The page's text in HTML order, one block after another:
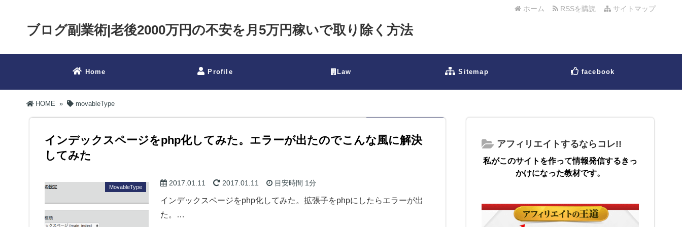
サイトマップ
RSSを購読
ホーム
ブログ副業術|老後2000万円の不安を月5万円稼いで取り除く方法
Home Profile Law Sitemap facebook
HOME » movableType
インデックスページをphp化してみた。エラーが出たのでこんな風に解決
してみた
MovableType 2017.01.11 2017.01.11 目安時間 1分
インデックスページをphp化してみた。拡張子をphpにしたらエラーが出
た。…
アフィリエイトするならコレ!!
私がこのサイトを作って情報発信するきっ
かけになった教材です。